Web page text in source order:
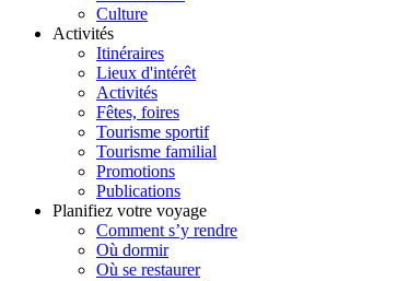
Culture
Activités
Itinéraires
Lieux d'intérêt
Activités
Fêtes, foires
Tourisme sportif
Tourisme familial
Promotions
Publications
Planifiez votre voyage
Comment s’y rendre
Où dormir
Où se restaurer